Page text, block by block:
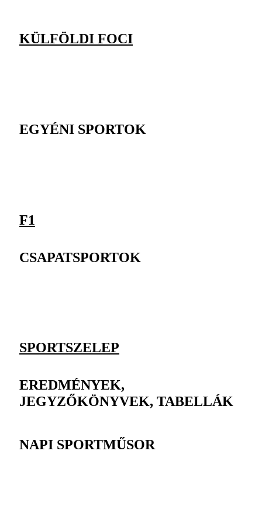
KÜLFÖLDI FOCI
EGYÉNI SPORTOK
F1
CSAPATSPORTOK
SPORTSZELEP
EREDMÉNYEK,
JEGYZŐKÖNYVEK, TABELLÁK
NAPI SPORTMŰSOR